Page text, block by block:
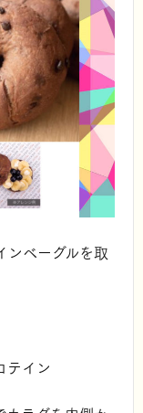
ンベーグルを取
テイン